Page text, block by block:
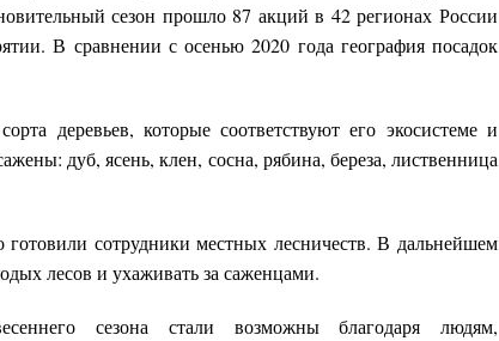
сезон прошло 87 акций в 42 регионах России
В сравнении с осенью 2020 года география посадок
деревьев, которые соответствуют его экосистеме и
дуб, ясень, клен, сосна, рябина, береза, лиственница
сотрудники местных лесничеств. В дальнейшем
лесов и ухаживать за саженцами.
сезона стали возможны благодаря людям,